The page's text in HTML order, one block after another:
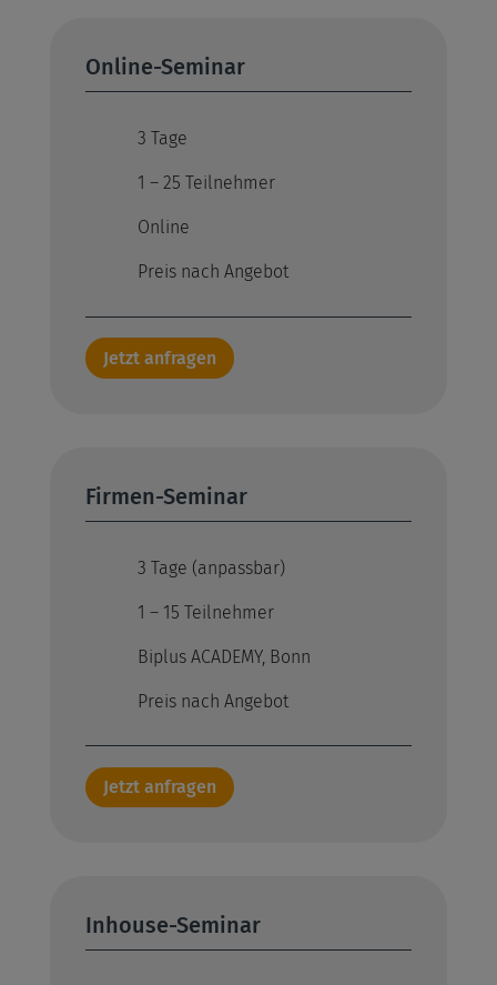
Online-Seminar
3 Tage
1 – 25 Teilnehmer
Online
Preis nach Angebot
Jetzt anfragen
Firmen-Seminar
3 Tage (anpassbar)
1 – 15 Teilnehmer
Biplus ACADEMY, Bonn
Preis nach Angebot
Jetzt anfragen
Inhouse-Seminar